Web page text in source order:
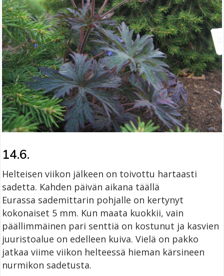
14.6.
Helteisen viikon jälkeen on toivottu hartaasti
sadetta. Kahden päivän aikana täällä
Eurassa sademittarin pohjalle on kertynyt
kokonaiset 5 mm. Kun maata kuokkii, vain
päällimmäinen pari senttiä on kostunut ja kasvien
juuristoalue on edelleen kuiva. Vielä on pakko
jatkaa viime viikon helteessä hieman kärsineen
nurmikon sadetusta.